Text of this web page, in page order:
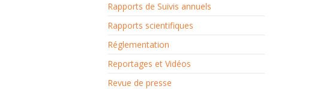
Rapports de Suivis annuels
Rapports scientifiques
Réglementation
Reportages et Vidéos
Revue de presse